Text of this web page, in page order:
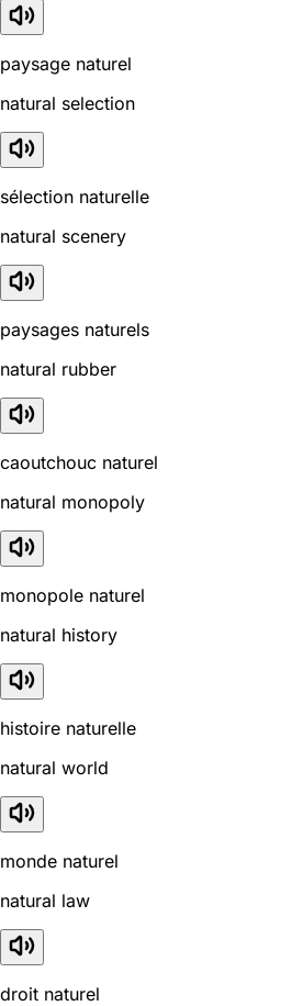
paysage naturel
natural selection
sélection naturelle
natural scenery
paysages naturels
natural rubber
caoutchouc naturel
natural monopoly
monopole naturel
natural history
histoire naturelle
natural world
monde naturel
natural law
droit naturel